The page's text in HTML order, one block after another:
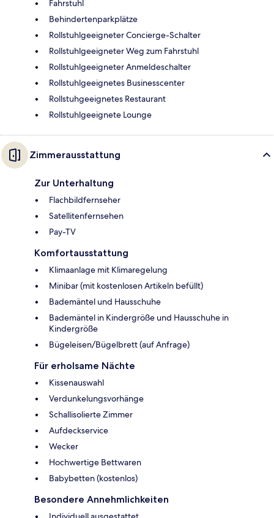
Fahrstuhl
Behindertenparkplätze
Rollstuhlgeeigneter Concierge-Schalter
Rollstuhlgeeigneter Weg zum Fahrstuhl
Rollstuhlgeeigneter Anmeldeschalter
Rollstuhlgeeignetes Businesscenter
Rollstuhgeeignetes Restaurant
Rollstuhlgeeignete Lounge
Zimmerausstattung
Zur Unterhaltung
Flachbildfernseher
Satellitenfernsehen
Pay-TV
Komfortausstattung
Klimaanlage mit Klimaregelung
Minibar (mit kostenlosen Artikeln befüllt)
Bademäntel und Hausschuhe
Bademäntel in Kindergröße und Hausschuhe in
Kindergröße
Bügeleisen/Bügelbrett (auf Anfrage)
Für erholsame Nächte
Kissenauswahl
Verdunkelungsvorhänge
Schallisolierte Zimmer
Aufdeckservice
Wecker
Hochwertige Bettwaren
Babybetten (kostenlos)
Besondere Annehmlichkeiten